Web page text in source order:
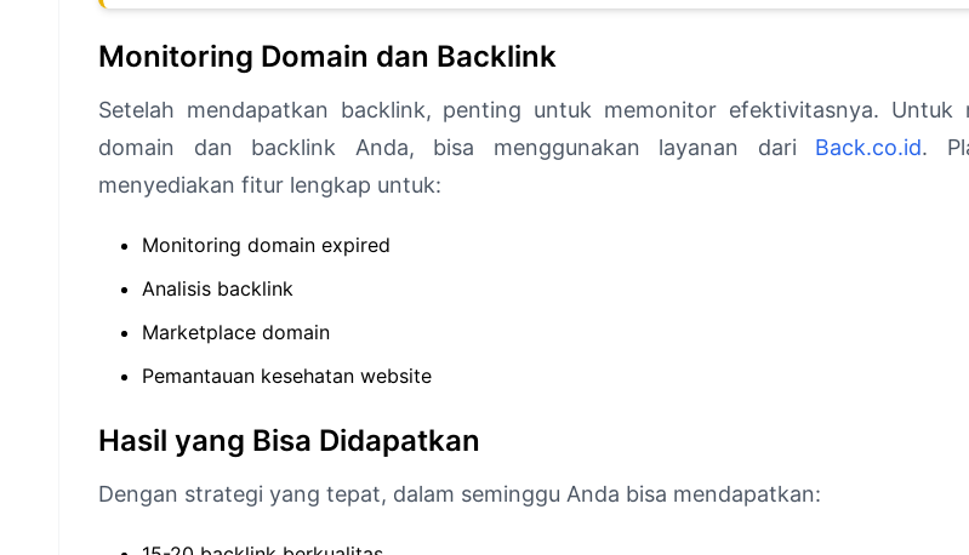
Monitoring Domain dan Backlink
Setelah mendapatkan backlink, penting untuk memonitor efektivitasnya. Untuk
domain dan backlink Anda, bisa menggunakan layanan dari Back.co.id.
menyediakan fitur lengkap untuk:
Monitoring domain expired
Analisis backlink
Marketplace domain
Pemantauan kesehatan website
Hasil yang Bisa Didapatkan
Dengan strategi yang tepat, dalam seminggu Anda bisa mendapatkan: